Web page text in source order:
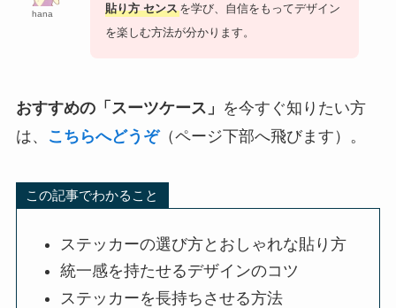
hana
貼り方 センスを学び、自信をもってデザイン
を楽しむ方法が分かります。
おすすめの「スーツケース」 を今すぐ知りたい方
は、
こちらへどうぞ（ページ下部へ飛びます）。
この記事でわかること
ステッカーの選び方とおしゃれな貼り方
統一感を持たせるデザインのコツ
ステッカーを長持ちさせる方法